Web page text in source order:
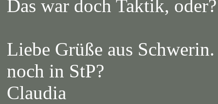
Das war doch Taktik, oder?
Liebe Grüße aus
noch in StP?
Claudia